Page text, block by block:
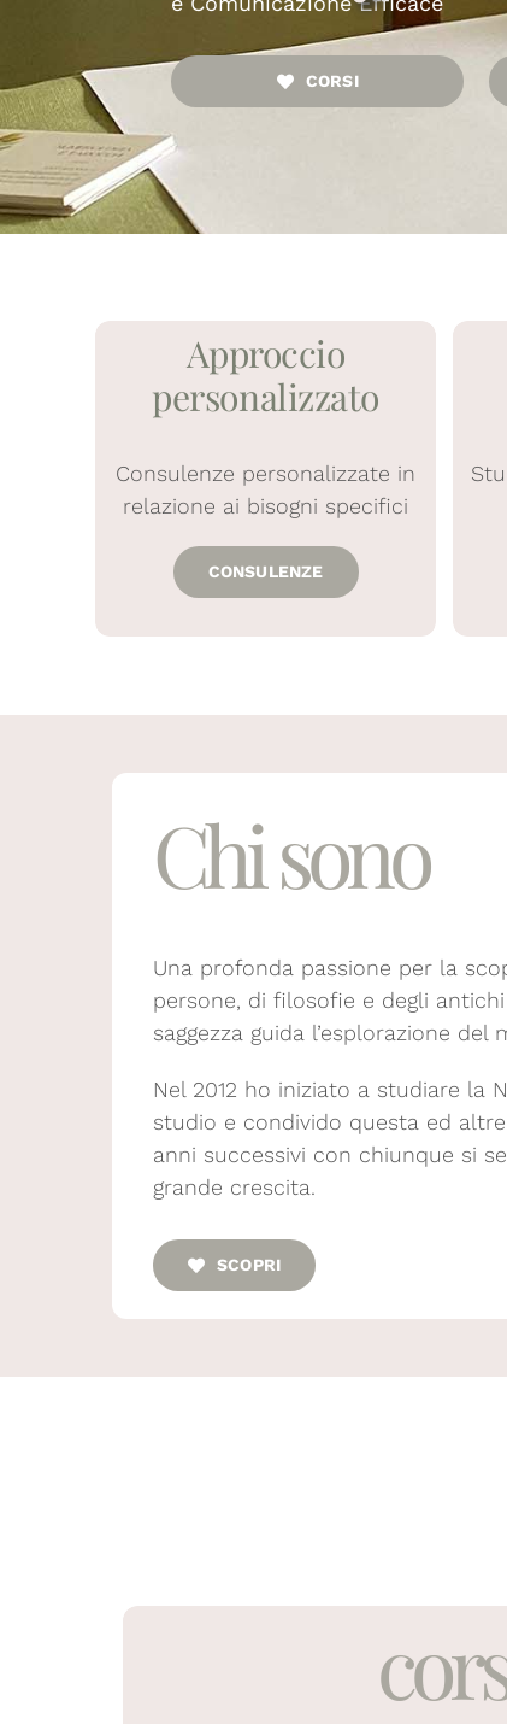
CORSI
Approccio
personalizzato
Consulenze personalizzate in
relazione ai bisogni specifici
CONSULENZE
Chi sono
Una profonda passione per la
persone, di filosofie e degli
saggezza guida l’esplorazione del
Nel 2012 ho iniziato a studiare la
studio e condivido questa ed
anni successivi con chiunque si
grande crescita.
SCOPRI